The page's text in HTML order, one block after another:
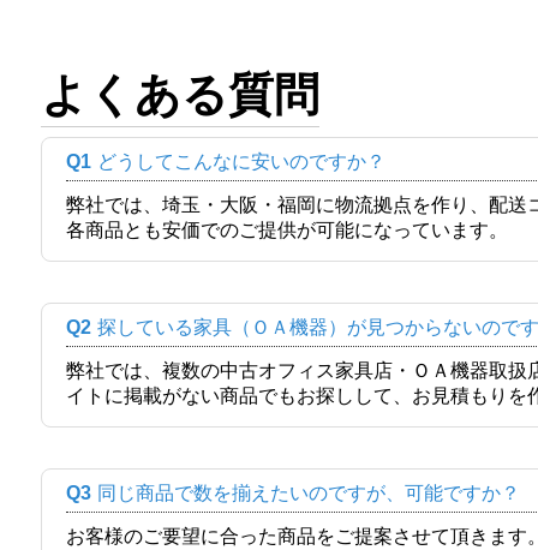
よくある質問
Q1 どうしてこんなに安いのですか？
弊社では、埼玉・大阪・福岡に物流拠点を作り、配
各商品とも安価でのご提供が可能になっています。
Q2 探している家具（ＯＡ機器）が見つからないので
弊社では、複数の中古オフィス家具店・ＯＡ機器取
イトに掲載がない商品でもお探しして、お見積もりを
Q3 同じ商品で数を揃えたいのですが、可能ですか？
お客様のご要望に合った商品をご提案させて頂きま